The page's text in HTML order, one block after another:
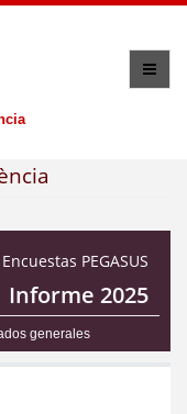
Encuestas PEGASUS
Informe 2025
generales